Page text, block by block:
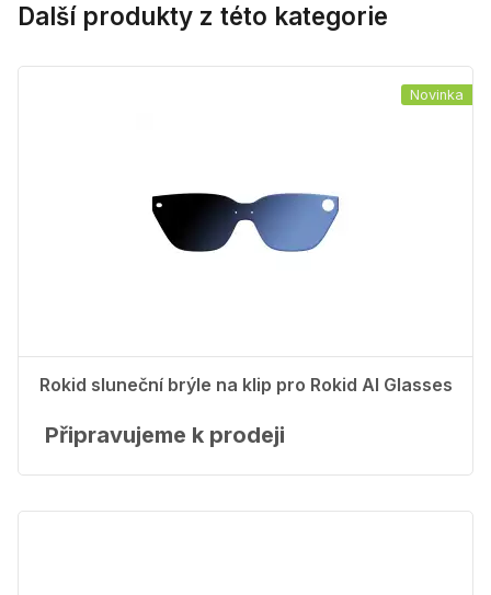
Další produkty z této kategorie
Rokid sluneční brýle na klip pro Rokid AI Glasses
Připravujeme k prodeji
Novinka